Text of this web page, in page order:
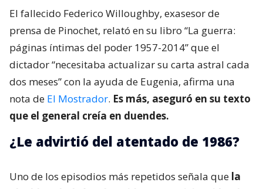
El fallecido Federico Willoughby, exasesor de
prensa de Pinochet, relató en su libro “La guerra:
páginas íntimas del poder 1957-2014” que el
dictador “necesitaba actualizar su carta astral cada
dos meses” con la ayuda de Eugenia, afirma una
nota de El Mostrador. Es más, aseguró en su texto
que el general creía en duendes.
¿Le advirtió del atentado de 1986?
Uno de los episodios más repetidos señala que la